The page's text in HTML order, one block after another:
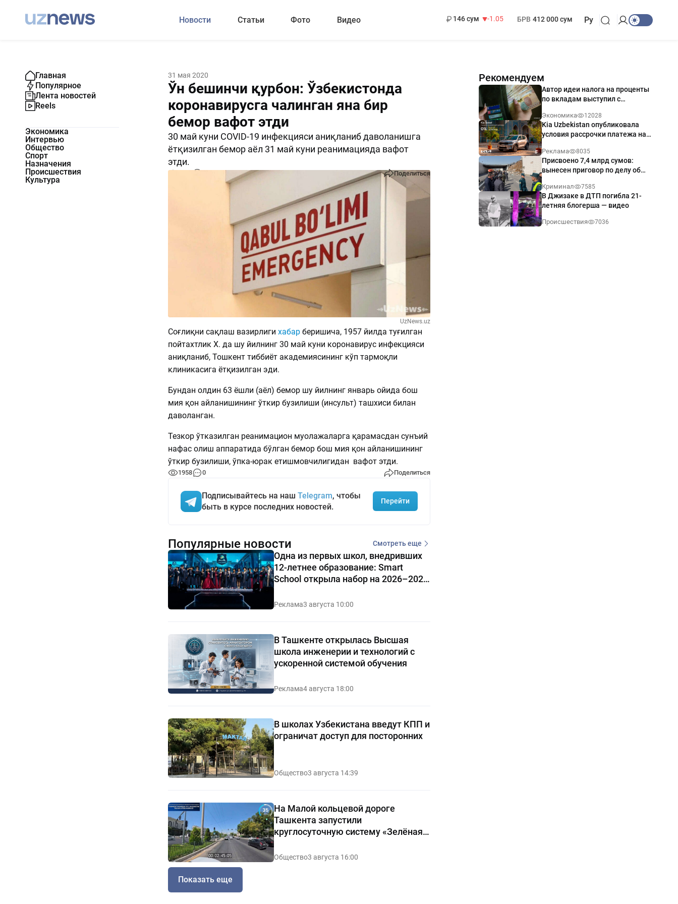
Новости Статьи Фото Видео
146 сум
-1.05
БРВ 412 000 сум Ру
Главная
Популярное
Лента новостей
Reels
Экономика
Интервью
Общество
Спорт
Назначения
Происшествия
Культура
31 мая 2020
Ўн бешинчи қурбон: Ўзбекистонда
коронавирусга чалинган яна бир
бемор вафот этди
30 май куни COVID-19 инфекцияси аниқланиб даволанишга
ётқизилган бемор аёл 31 май куни реанимацияда вафот
этди.
Поделиться
UzNews.uz
Соғлиқни сақлаш вазирлиги хабарберишича, 1957 йилда туғилган
пойтахтлик Х. да шу йилнинг 30 май куни коронавирус инфекцияси
аниқланиб, Тошкент тиббиёт академиясининг кўп тармоқли
клиникасига ётқизилган эди.
Бундан олдин 63 ёшли (аёл) бемор шу йилнинг январь ойида бош
мия қон айланишининг ўткир бузилиши (инсульт) ташхиси билан
даволанган.
Тезкор ўтказилган реанимацион муолажаларга қарамасдан сунъий
нафас олиш аппаратида бўлган бемор бош мия қон айланишининг
ўткир бузилиши, ўпка-юрак етишмовчилигидан вафот этди.
1958 0 Поделиться
Подписывайтесь на наш Telegram, чтобы
быть в курсе последних новостей.
Перейти
Рекомендуем
Автор идеи налога на проценты
по вкладам выступил с
Экономика 12028
Kia Uzbekistan опубликовала
условия рассрочки платежа на
годовых
Реклама 8035
Присвоено 7,4 млрд сумов:
вынесен приговор по делу об
Ташкенте
Криминал 7585
В Джизаке в ДТП погибла 21-
летняя блогерша — видео
Происшествия 7036
Популярные новости Смотреть еще
Одна из первых школ, внедривших
12-летнее образование: Smart
School открыла набор на 2026–2027
учебный год
Реклама3 августа 10:00
В Ташкенте открылась Высшая
школа инженерии и технологий с
ускоренной системой обучения
Реклама4 августа 18:00
В школах Узбекистана введут КПП и
ограничат доступ для посторонних
Общество3 августа 14:39
На Малой кольцевой дороге
Ташкента запустили
круглосуточную систему «Зелёная
волна»
Общество3 августа 16:00
Показать еще